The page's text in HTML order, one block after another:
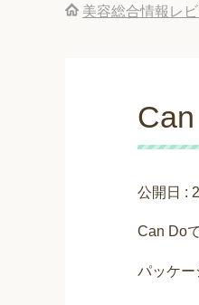
美容総合情報レ
公開日 :
Can Do
パッケー